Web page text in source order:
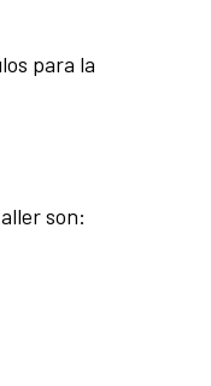
para la
son: